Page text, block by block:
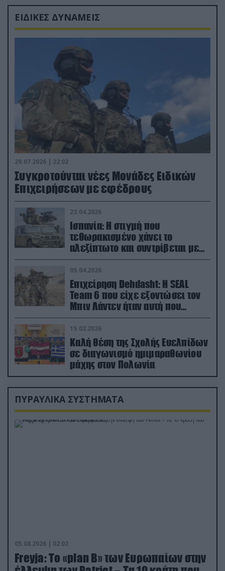
ΕΙΔΙΚΕΣ ΔΥΝΑΜΕΙΣ
29.07.2026 | 22:02
Συγκροτούνται νέες Μονάδες Ειδικών
Επιχειρήσεων με εφέδρους
23.04.2026
Ισπανία: Η στιγμή που
τεθωρακισμένο χάνει το
αλεξίπτωτο και συντρίβεται με
ορμή στο έδαφος (βίντεο)
05.04.2026
Επιχείρηση Dehdasht: Η SEAL
Team 6 που είχε εξοντώσει τον
Μπιν Λάντεν ήταν αυτή που
διέσωσε τον πιλότο του F-15
15.02.2026
Καλή θέση της Σχολής Ευελπίδων
σε διαγωνισμό ημιμαραθωνίου
μάχης στον Πολωνία
ΠΥΡΑΥΛΙΚΑ ΣΥΣΤΗΜΑΤΑ
05.08.2026 | 02:02
Freyja: Το «plan Β» των Ευρωπαίων στην